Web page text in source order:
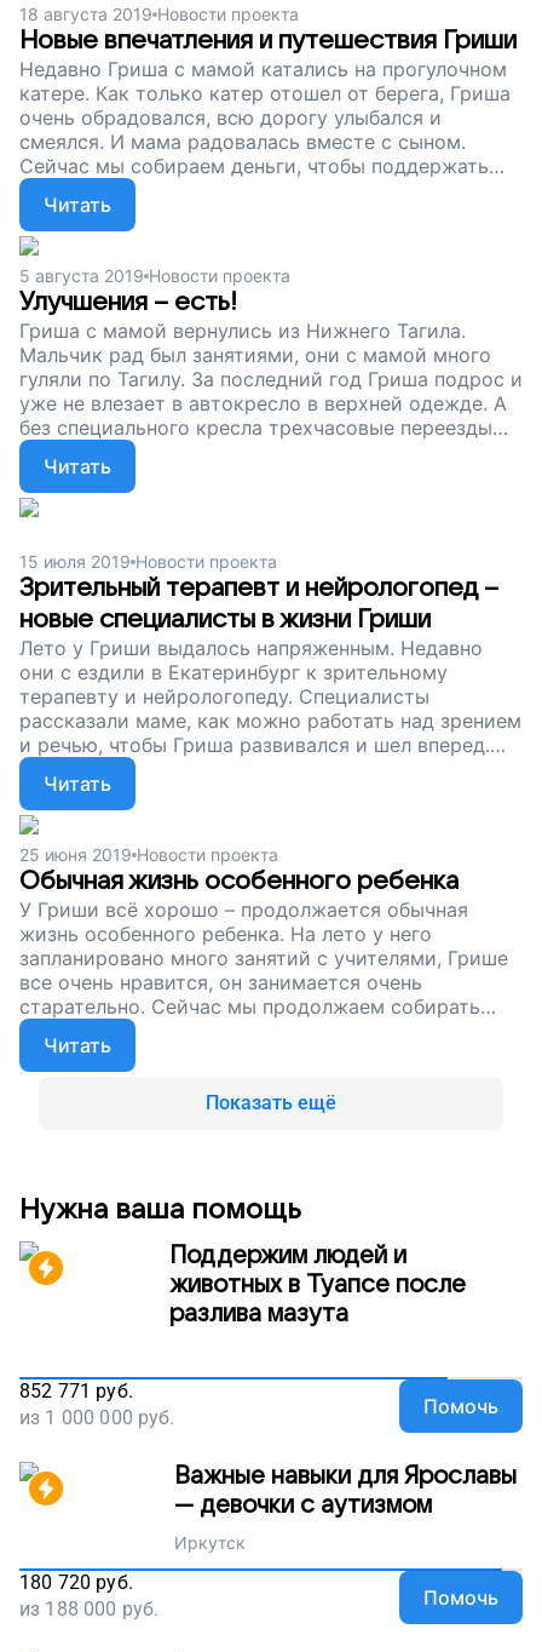
18 августа 2019 Новости проекта
Новые впечатления и путешествия Гриши
Недавно Гриша с мамой катались на прогулочном
катере. Как только катер отошел от берега, Гриша
очень обрадовался, всю дорогу улыбался и
смеялся. И мама радовалась вместе с сыном.
Сейчас мы собираем деньги, чтобы поддержать
эту семью – Грише приходится непросто из-за
болезни, но мы верим, что у него все получится. Не
оставайтесь в стороне!
Читать
5 августа 2019 Новости проекта
Улучшения – есть!
Гриша с мамой вернулись из Нижнего Тагила.
Мальчик рад был занятиями, они с мамой много
гуляли по Тагилу. За последний год Гриша подрос и
уже не влезает в автокресло в верхней одежде. А
без специального кресла трехчасовые переезды
ему не выдержать. Помогите мальчику и его маме
ездить на лечение, в небольшие путешествия –
бороться с болезнью и жить полноценно –
поддержите наш проект!
Читать
15 июля 2019 Новости проекта
Зрительный терапевт и нейрологопед –
новые специалисты в жизни Гриши
Лето у Гриши выдалось напряженным. Недавно
они с ездили в Екатеринбург к зрительному
терапевту и нейрологопеду. Специалисты
рассказали маме, как можно работать над зрением
и речью, чтобы Гриша развивался и шел вперед.
Эти нововведения изменят жизнь Гриши. А мы
продолжаем собирать деньги, чтобы купить ему
автокресло – из-за болезни он много проводит в
дороге, ездит по врачам. Поддержите мальчика,
который постоянно работает, чтобы победить
болезнь!
Читать
25 июня 2019 Новости проекта
Обычная жизнь особенного ребенка
У Гриши всё хорошо – продолжается обычная
жизнь особенного ребенка. На лето у него
запланировано много занятий с учителями, Грише
все очень нравится, он занимается очень
старательно. Сейчас мы продолжаем собирать
деньги, чтобы купить Грише специальное
автокресло. Помогите мальчику стать сильнее,
поддержите наш проект!
Читать
Показать ещё
Нужна ваша помощь
Поддержим людей и
животных в Туапсе после
разлива мазута
852 771 руб.
из 1 000 000 руб. Помочь
Важные навыки для Ярославы
— девочки с аутизмом
Иркутск
180 720 руб.
из 188 000 руб. Помочь